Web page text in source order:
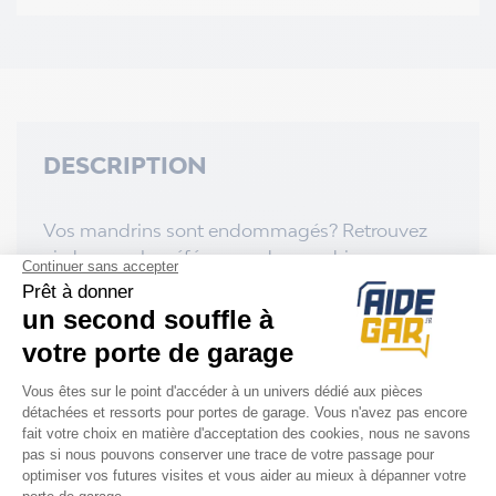
DESCRIPTION
Vos mandrins sont endommagés? Retrouvez
ci-dessous les références de mandrins
Normstahl disponibles:
- Mandrin fixeA330780-01
Mandrin parachute
A702500
-Mandrin de serrageA330770